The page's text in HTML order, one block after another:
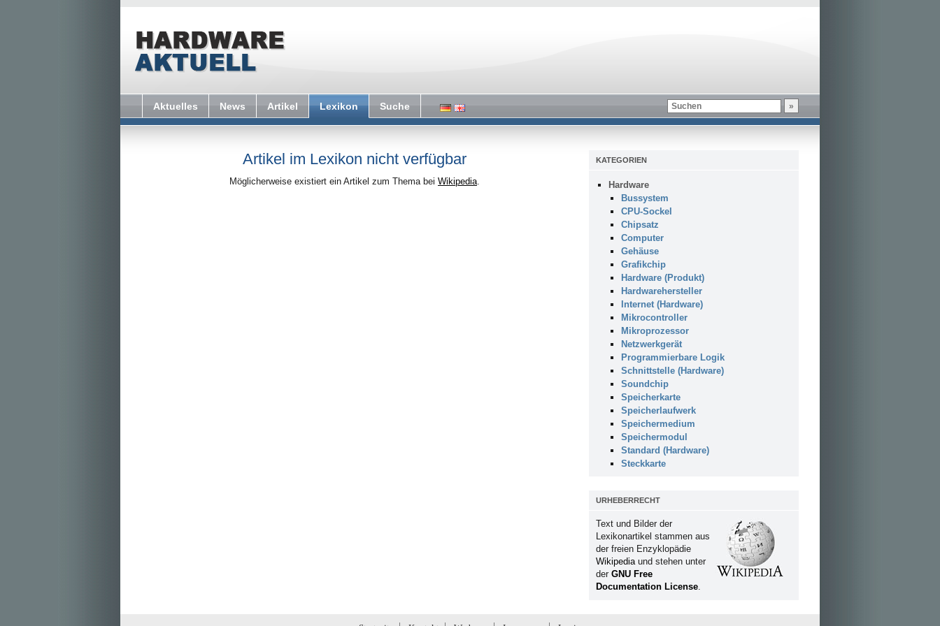
Aktuelles News Artikel Lexikon Suche
Artikel im Lexikon nicht verfügbar
Möglicherweise existiert ein Artikel zum Thema bei Wikipedia.
KATEGORIEN
Hardware
Bussystem
CPU-Sockel
Chipsatz
Computer
Gehäuse
Grafikchip
Hardware (Produkt)
Hardwarehersteller
Internet (Hardware)
Mikrocontroller
Mikroprozessor
Netzwerkgerät
Programmierbare Logik
Schnittstelle (Hardware)
Soundchip
Speicherkarte
Speicherlaufwerk
Speichermedium
Speichermodul
Standard (Hardware)
Steckkarte
URHEBERRECHT
Text und Bilder der
Lexikonartikel stammen aus
der freien Enzyklopädie
Wikipediaund stehen unter
der GNU Free
Documentation License.